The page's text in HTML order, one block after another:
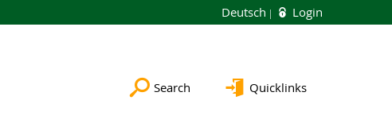
Deutsch Login
Search Quicklinks